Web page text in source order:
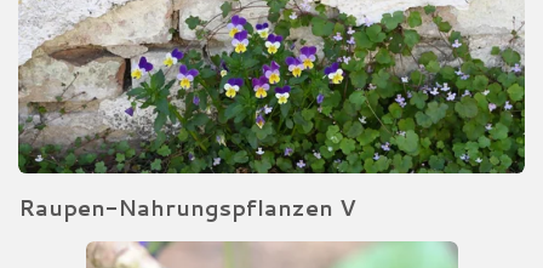
Raupen-Nahrungspflanzen V